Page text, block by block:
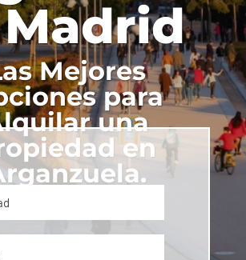
Mejores
para
una
en